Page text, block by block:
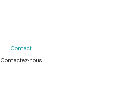
Contact
Contactez-nous